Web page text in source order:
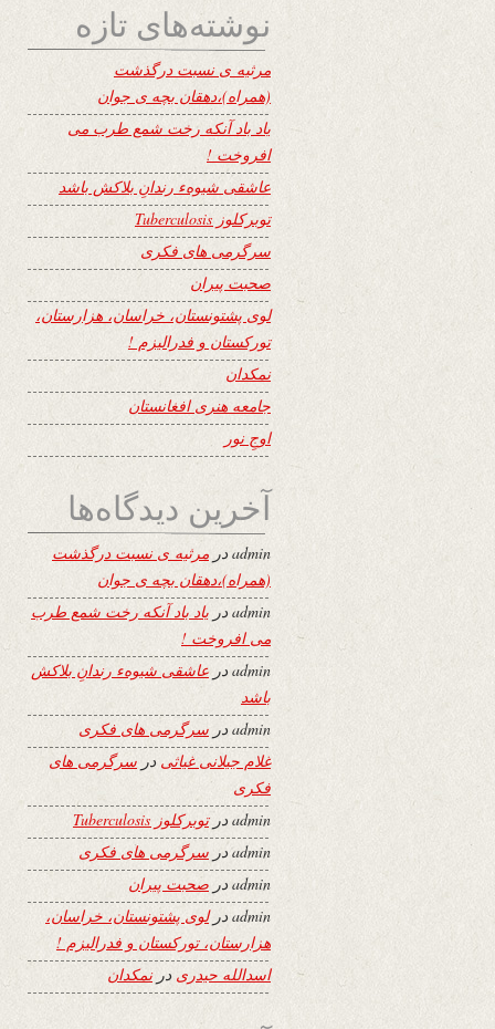
نوشته‌های تازه
مرثیه ی نسبت درگذشت
(همراه)،دهقان بچه ی جوان
یاد باد آنکه رخت شمع طرب می
افروخت !
عاشقی شیوهء رندانِ بلاکش باشد
توبرکلوز Tuberculosis
سرگرمی های فکری
صحبت پیران
لوی پشتونستان، خراسان، هزارستان،
تورکستان و فدرالیزم !
نمکدان
جامعه هنری افغانستان
اوجِ نور
آخرین دیدگاه‌ها
adminدر مرثیه ی نسبت درگذشت
(همراه)،دهقان بچه ی جوان
admin در یاد باد آنکه رخت شمع طرب
می افروخت !
adminدر عاشقی شیوهء رندانِ بلاکش
باشد
admin در سرگرمی های فکری
غلام جیلانی غیاثی در سرگرمی های
فکری
adminدرتوبرکلوز Tuberculosis
adminدر سرگرمی های فکری
admin در صحبت پیران
adminدرلوی پشتونستان، خراسان،
هزارستان، تورکستان و فدرالیزم !
اسدالله حیدری درنمکدان